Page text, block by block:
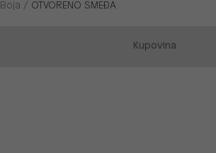
Boja / OTVORENO SMEĐA
Kupovina